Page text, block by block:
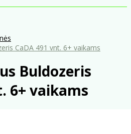
CaDA 491 vnt. 6+ vaikams
Buldozeris
6+ vaikams